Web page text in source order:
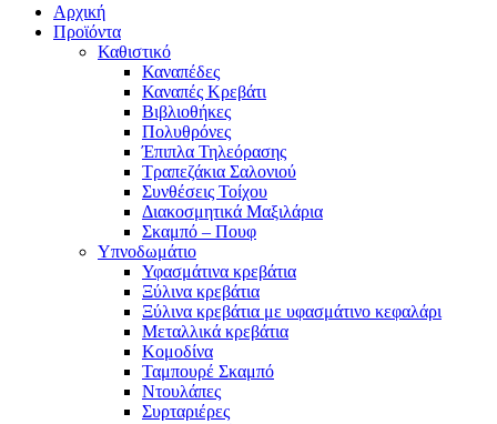
Αρχική
Προϊόντα
Καθιστικό
Καναπέδες
Καναπές Κρεβάτι
Βιβλιοθήκες
Πολυθρόνες
Έπιπλα Τηλεόρασης
Τραπεζάκια Σαλονιού
Συνθέσεις Τοίχου
Διακοσμητικά Μαξιλάρια
Σκαμπό – Πουφ
Υπνοδωμάτιο
Υφασμάτινα κρεβάτια
Ξύλινα κρεβάτια
Ξύλινα κρεβάτια με υφασμάτινο κεφαλάρι
Mεταλλικά κρεβάτια
Κομοδίνα
Ταμπουρέ Σκαμπό
Ντουλάπες
Συρταριέρες